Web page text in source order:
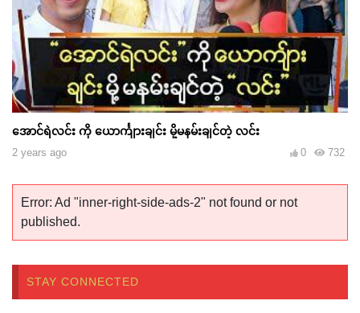
အောင်ရဲလင်း ကို ယောင်္ကျားချင်း မို့မနမ်းချင်တဲ့ လင်း
2 years ago 732
0
Error: Ad "inner-right-side-ads-2" not found or not
published.
STAY CONNECTED